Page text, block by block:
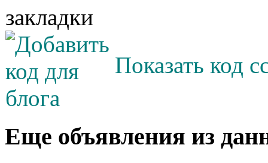
Показать код
Еще объявления из